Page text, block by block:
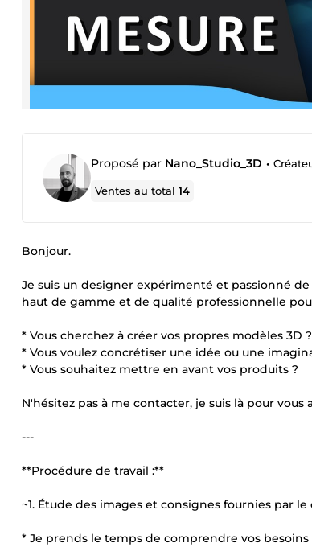
Proposé par Nano_Studio_3D •
Ventes au total14
Bonjour.
Je suis un designer expérimenté et passionné
haut de gamme et de qualité professionnelle
* Vous cherchez à créer vos propres modèles 3D ?
* Vous voulez concrétiser une idée ou une
* Vous souhaitez mettre en avant vos produits ?
N'hésitez pas à me contacter, je suis là pour vous
---
**Procédure de travail :**
~1. Étude des images et consignes fournies par le
* Je prends le temps de comprendre vos